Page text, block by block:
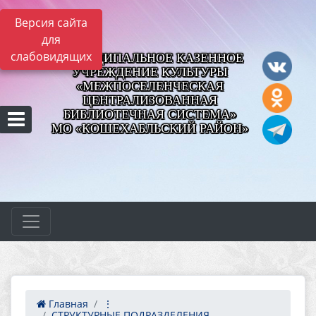
Версия сайта
для
слабовидящихМУНИЦИПАЛЬНОЕ КАЗЕННОЕ
УЧРЕЖДЕНИЕ КУЛЬТУРЫ
«МЕЖПОСЕЛЕНЧЕСКАЯ
ЦЕНТРАЛИЗОВАННАЯ
БИБЛИОТЕЧНАЯ СИСТЕМА»
МО «КОШЕХАБЛЬСКИЙ РАЙОН»
Главная
⋮